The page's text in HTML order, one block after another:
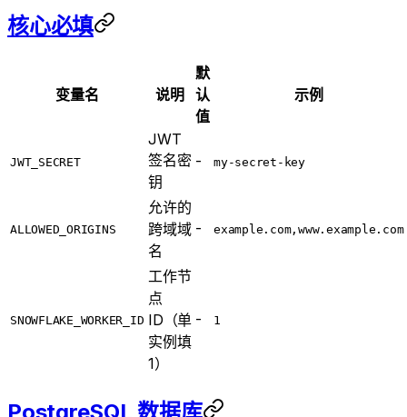
核心必填
变量名 说明
默
认
值
示例
JWT_SECRET
JWT
签名密
钥
- my-secret-key
ALLOWED_ORIGINS
允许的
跨域域
名
- example.com,www.example.com
SNOWFLAKE_WORKER_ID
工作节
点
ID（单
实例填
1）
- 1
PostgreSQL 数据库